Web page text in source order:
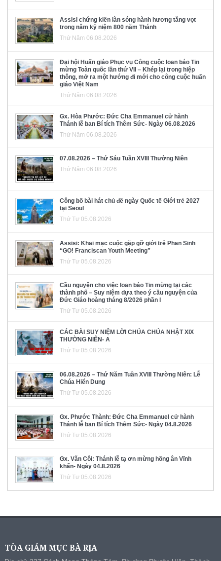
Assisi chứng kiến làn sóng hành hương tăng vọt
trong năm kỷ niệm 800 năm Thánh
Thứ Năm 06.08.2026
Đại hội Huấn giáo Phục vụ Công cuộc loan báo Tin
mừng Toàn quốc lần thứ VII – Khép lại trong hiệp
thông, mở ra một hướng đi mới cho công cuộc huấn
giáo Việt Nam
Thứ Năm 06.08.2026
Gx. Hòa Phước: Đức Cha Emmanuel cử hành
Thánh lễ ban Bí tích Thêm Sức- Ngày 06.08.2026
Thứ Năm 06.08.2026
07.08.2026 – Thứ Sáu Tuần XVIII Thường Niên
Thứ Năm 06.08.2026
Công bố bài hát chủ đề ngày Quốc tế Giới trẻ 2027
tại Seoul
Thứ Tư 05.08.2026
Assisi: Khai mạc cuộc gặp gỡ giới trẻ Phan Sinh
“GO! Franciscan Youth Meeting”
Thứ Tư 05.08.2026
Cầu nguyện cho việc loan báo Tin mừng tại các
thành phố – Suy niệm dựa theo ý cầu nguyện của
Đức Giáo hoàng tháng 8/2026 phần I
Thứ Tư 05.08.2026
CÁC BÀI SUY NIỆM LỜI CHÚA CHÚA NHẬT XIX
THƯỜNG NIÊN- A
Thứ Tư 05.08.2026
06.08.2026 – Thứ Năm Tuần XVIII Thường Niên: Lễ
Chúa Hiển Dung
Thứ Tư 05.08.2026
Gx. Phước Thành: Đức Cha Emmanuel cử hành
Thánh lễ ban Bí tích Thêm Sức- Ngày 04.8.2026
Thứ Tư 05.08.2026
Gx. Văn Côi: Thánh lễ tạ ơn mừng hồng ân Vĩnh
khấn- Ngày 04.8.2026
Thứ Tư 05.08.2026
TÒA GIÁM MỤC BÀ RỊA